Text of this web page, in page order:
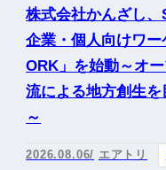
株式会社かんざし
企業・個人向けワ
ORK」を始動～オ
流による地方創生
～
2026.08.06 エアトリ